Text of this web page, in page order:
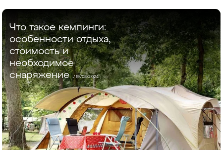
Что такое кемпинги:
особенности отдыха,
стоимость и
необходимое
снаряжение/19/08/2024